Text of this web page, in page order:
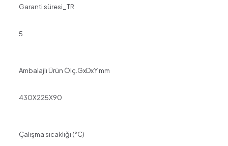
Garanti süresi_TR
5
Ambalajlı Ürün Ölç.GxDxY mm
430X225X90
Çalışma sıcaklığı (°C)